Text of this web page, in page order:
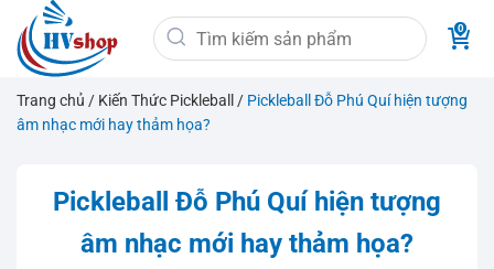
qua
nội
dung
Tìm
kiếm:
Trang chủ / Kiến Thức Pickleball / Pickleball Đỗ Phú Quí hiện tượng
âm nhạc mới hay thảm họa?
Pickleball Đỗ Phú Quí hiện tượng
âm nhạc mới hay thảm họa?